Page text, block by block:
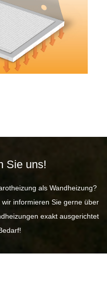
Sie uns!
als Wandheizung?
informieren Sie gerne über
exakt ausgerichtet